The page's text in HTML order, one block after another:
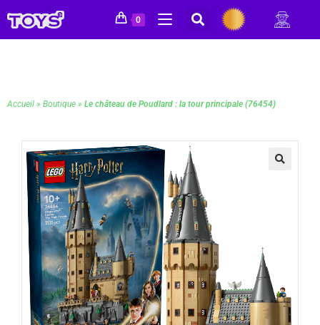
0
Accueil » Boutique » Le château de Poudlard : la tour principale (76454)